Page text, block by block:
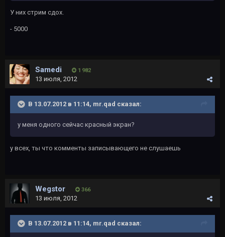
У них стрим сдох.
- 5000
Samedi 1 982
13 июля, 2012
В 13.07.2012 в 11:14, mr.qad сказал:
у меня одного сейчас красный экран?
у всех, ты что комменты записывающего не слушаешь
Wegstor 366
13 июля, 2012
В 13.07.2012 в 11:14, mr.qad сказал: